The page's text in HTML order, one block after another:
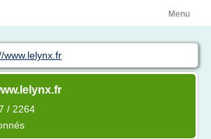
Menu
www.lelynx.fr
/ 2264